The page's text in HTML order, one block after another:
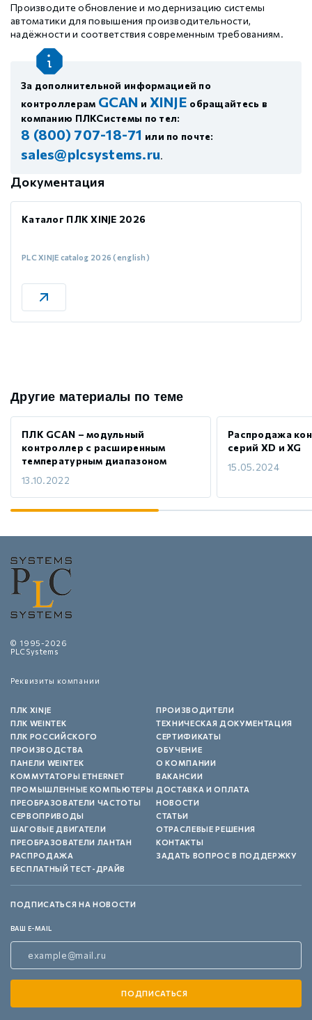
Производите обновление и модернизацию системы
автоматики для повышения производительности,
надёжности и соответствия современным требованиям.
За дополнительной информацией по
контроллерам GCAN и XINJE обращайтесь в
компанию ПЛКСистемы по тел:
8 (800) 707-18-71 или по почте:
sales@plcsystems.ru.
Документация
Каталог ПЛК XINJE 2026
PLC XINJE catalog 2026 (english)
Другие материалы по теме
ПЛК GCAN – модульный
контроллер с расширенным
температурным диапазоном
13.10.2022
Распродажа
серий XD и XG
15.05.2024
© 1995-2026
PLCSystems
Реквизиты компании
ПЛК XINJE
ПЛК WEINTEK
ПЛК РОССИЙСКОГО
ПРОИЗВОДСТВА
ПАНЕЛИ WEINTEK
КОММУТАТОРЫ ETHERNET
ПРОМЫШЛЕННЫЕ КОМПЬЮТЕРЫ
ПРЕОБРАЗОВАТЕЛИ ЧАСТОТЫ
СЕРВОПРИВОДЫ
ШАГОВЫЕ ДВИГАТЕЛИ
ПРЕОБРАЗОВАТЕЛИ ЛАНТАН
РАСПРОДАЖА
БЕСПЛАТНЫЙ ТЕСТ-ДРАЙВ
ПРОИЗВОДИТЕЛИ
ТЕХНИЧЕСКАЯ ДОКУМЕНТАЦИЯ
СЕРТИФИКАТЫ
ОБУЧЕНИЕ
О КОМПАНИИ
ВАКАНСИИ
ДОСТАВКА И ОПЛАТА
НОВОСТИ
СТАТЬИ
ОТРАСЛЕВЫЕ РЕШЕНИЯ
КОНТАКТЫ
ЗАДАТЬ ВОПРОС В ПОДДЕРЖКУ
ПОДПИСАТЬСЯ НА НОВОСТИ
ВАШ E-MAIL